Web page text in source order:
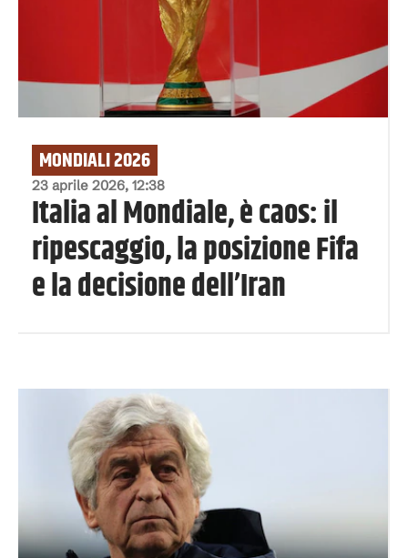
23 aprile 2026, 12:38
MONDIALI 2026
Italia al Mondiale, è caos: il
ripescaggio, la posizione Fifa
e la decisione dell’Iran